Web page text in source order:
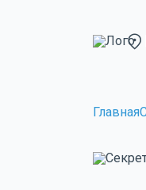
Главная